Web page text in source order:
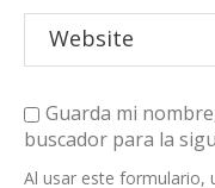
Guarda mi
buscador para la
Al usar este formulario,